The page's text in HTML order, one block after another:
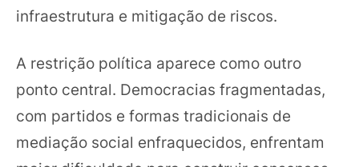
infraestrutura e mitigação de riscos.
A restrição política aparece como outro
ponto central. Democracias fragmentadas,
com partidos e formas tradicionais de
mediação social enfraquecidos, enfrentam